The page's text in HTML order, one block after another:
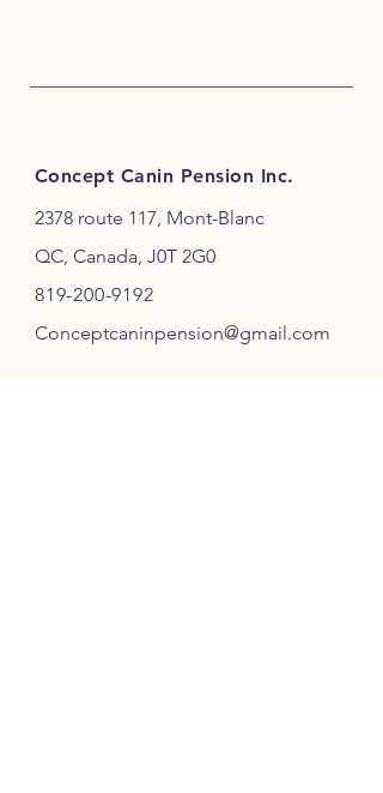
Concept Canin Pension Inc.
2378 route 117, Mont-Blanc
QC, Canada, J0T 2G0
819-200-9192
Conceptcaninpension@gmail.com